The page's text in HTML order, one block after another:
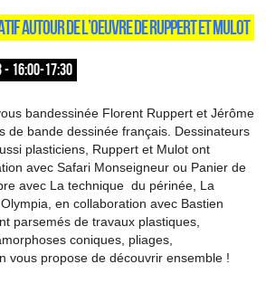
AUTOUR DE L’OEUVRE DE RUPPERT ET MULOT
- 16:00-17:30
bandessinée Florent Ruppert et Jérôme
de bande dessinée français. Dessinateurs
plasticiens, Ruppert et Mulot ont
avec Safari Monseigneur ou Panier de
avec La technique du périnée, La
en collaboration avec Bastien
parsemés de travaux plastiques,
coniques, pliages,
vous propose de découvrir ensemble !